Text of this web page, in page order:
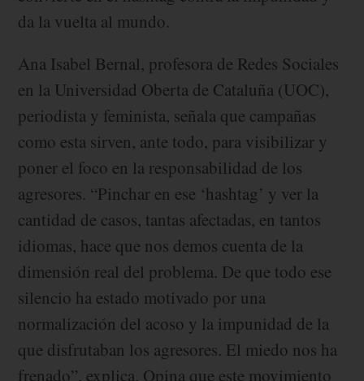
da la vuelta al mundo.
Ana Isabel Bernal, profesora de Redes Sociales
en la Universidad Oberta de Cataluña (UOC),
periodista y feminista, señala que campañas
como esta sirven, ante todo, para visibilizar y
poner el foco en la responsabilidad de los
agresores. “Pinchar en ese ‘hashtag’ y ver la
cantidad de casos, tantas afectadas, en tantos
idiomas, hace que nos demos cuenta de la
dimensión real del problema. De que todo ese
silencio ha estado motivado por una
normalización del acoso y la impunidad de la
que disfrutaban los agresores. El miedo nos ha
frenado”, explica. Opina que este movimiento